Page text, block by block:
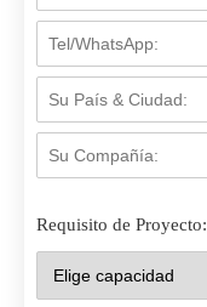
Requisito de Proyecto: